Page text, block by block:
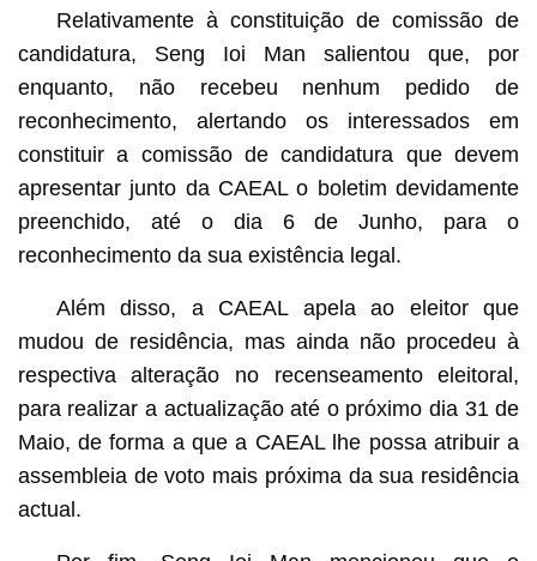
Relativamente à constituição de comissão de
candidatura, Seng Ioi Man salientou que, por
enquanto, não recebeu nenhum pedido de
reconhecimento, alertando os interessados em
constituir a comissão de candidatura que devem
apresentar junto da CAEAL o boletim devidamente
preenchido, até o dia 6 de Junho, para o
reconhecimento da sua existência legal.
Além disso, a CAEAL apela ao eleitor que
mudou de residência, mas ainda não procedeu à
respectiva alteração no recenseamento eleitoral,
para realizar a actualização até o próximo dia 31 de
Maio, de forma a que a CAEAL lhe possa atribuir a
assembleia de voto mais próxima da sua residência
actual.